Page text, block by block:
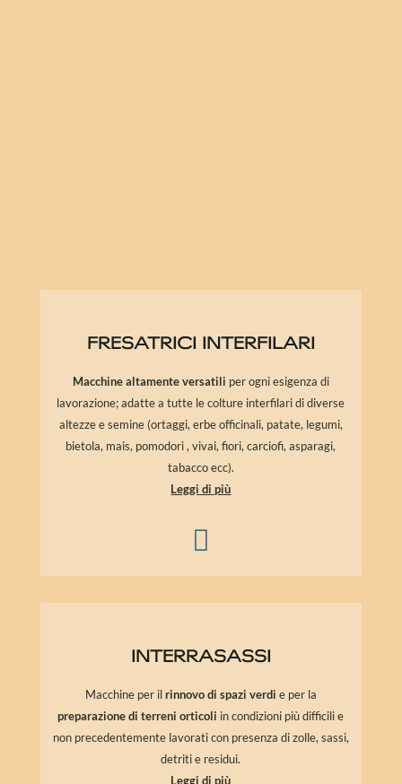
FRESATRICI INTERFILARI
Macchine altamenteversatili per ogni esigenza di
lavorazione; adatte a tutte le colture interfilari di diverse
altezze e semine (ortaggi, erbe officinali, patate, legumi,
bietola, mais, pomodori , vivai, fiori, carciofi, asparagi,
tabacco ecc).
Leggi di più

INTERRASASSI
Macchine per ilrinnovo di spazi verdi e per la
preparazione di terreni orticoli in condizioni più difficili e
non precedentemente lavorati con presenza di zolle, sassi,
detriti e residui.
Leggi di più